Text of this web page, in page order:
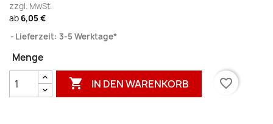
zzgl. MwSt.
ab 6,05 €
Lieferzeit: 3-5 Werktage*
Menge
 IN DEN WARENKORB favorite_border